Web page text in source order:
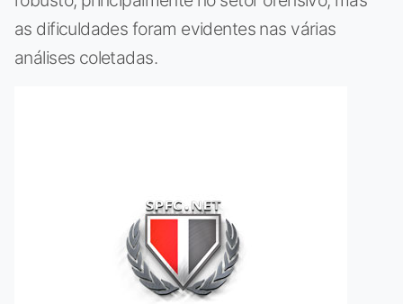
as dificuldades foram evidentes nas várias
análises coletadas.